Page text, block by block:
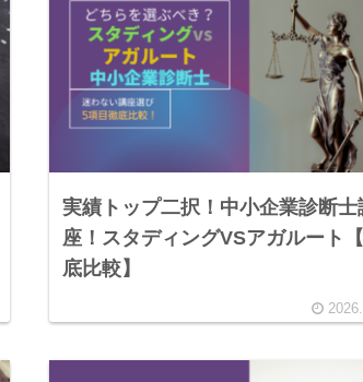
実績トップ二択！中小企業診断士
座！スタディングVSアガルート
底比較】